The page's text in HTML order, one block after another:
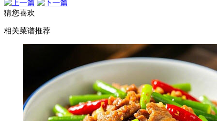
猜您喜欢
相关菜谱推荐